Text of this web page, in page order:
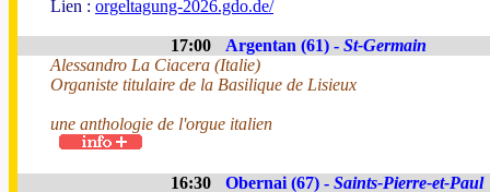
Lien : orgeltagung-2026.gdo.de/
17:00 Argentan (61) - St-Germain
Alessandro La Ciacera (Italie)
Organiste titulaire de la Basilique de Lisieux
une anthologie de l'orgue italien
16:30 Obernai (67) - Saints-Pierre-et-Paul